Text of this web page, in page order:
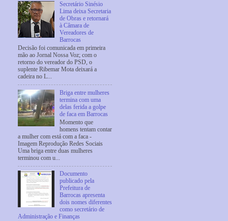
Secretário Sinésio
Lima deixa Secretaria
de Obras e retornará
à Câmara de
Vereadores de
Barrocas
Decisão foi comunicada em primeira
mão ao Jornal Nossa Voz; com o
retorno do vereador do PSD, o
suplente Ribemar Mota deixará a
cadeira no L...
Briga entre mulheres
termina com uma
delas ferida a golpe
de faca em Barrocas
Momento que
homens tentam contar
a mulher com está com a faca -
Imagem Reprodução Redes Sociais
Uma briga entre duas mulheres
terminou com u...
Documento
publicado pela
Prefeitura de
Barrocas apresenta
dois nomes diferentes
como secretário de
Administração e Finanças